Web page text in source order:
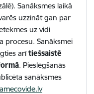
Sanāksmes laikā
uzzināt gan par
uz vidi
procesu. Sanāksmei
arītiešsaistē
. Pieslēgšanās
sanāksmes